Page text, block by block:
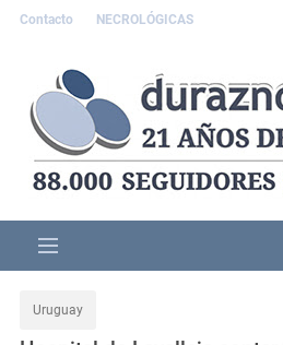
Contacto NECROLÓGICAS
Uruguay